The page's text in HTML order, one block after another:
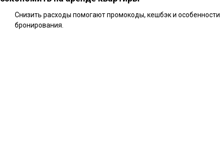
Снизить расходы помогают промокоды, кешбэк и особенности
бронирования.